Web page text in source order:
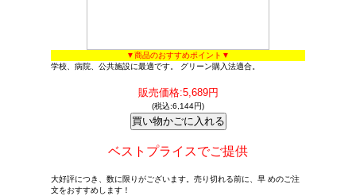
▼商品のおすすめポイント▼
学校、病院、公共施設に最適です。 グリーン購入法適合。
販売価格:5,689円
(税込:6,144円)
ベストプライスでご提供
大好評につき、数に限りがございます。売り切れる前に、早 めのご注
文をおすすめします！